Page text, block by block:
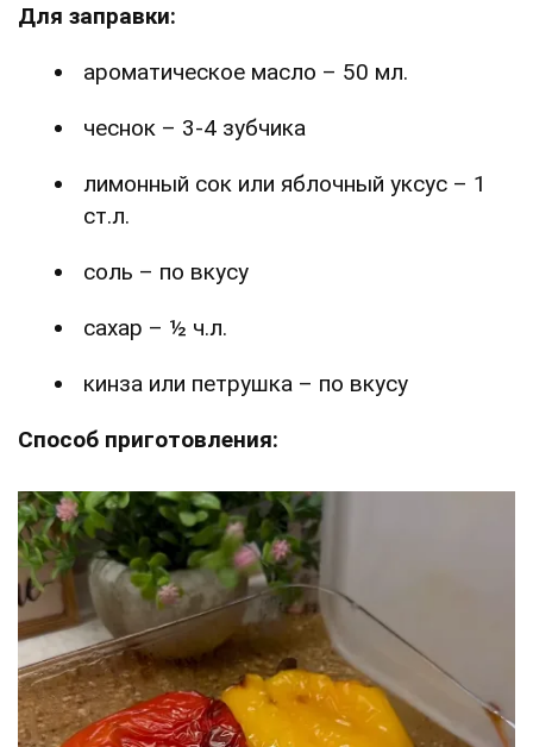
Для заправки:
ароматическое масло – 50 мл.
чеснок – 3-4 зубчика
лимонный сок или яблочный уксус – 1
ст.л.
соль – по вкусу
сахар – ½ ч.л.
кинза или петрушка – по вкусу
Способ приготовления: